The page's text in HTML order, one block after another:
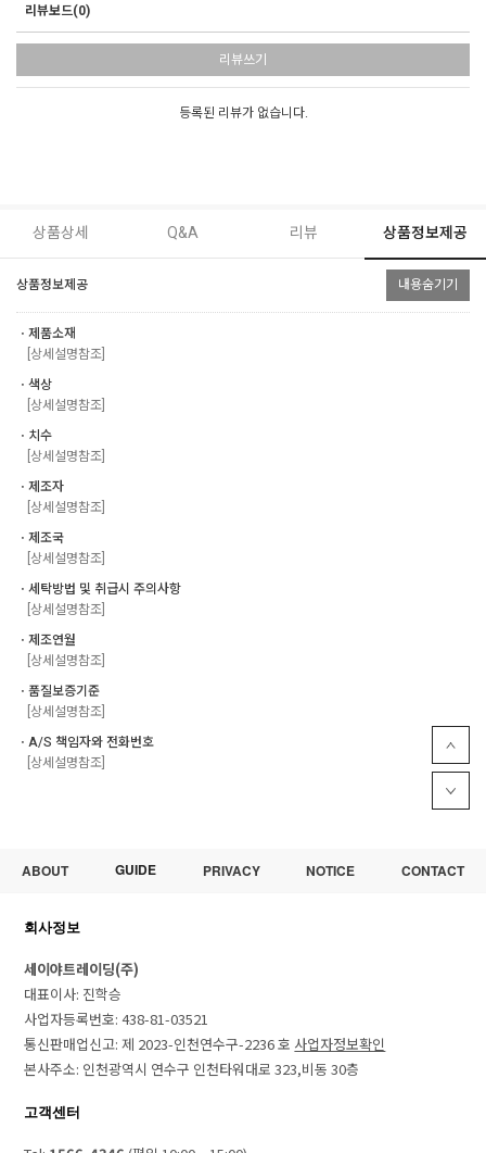
리뷰보드(0)
리뷰쓰기
등록된 리뷰가 없습니다.
상품상세 Q&A 리뷰 상품정보제공
상품정보제공 내용숨기기
ㆍ제품소재
[상세설명참조]
ㆍ색상
[상세설명참조]
ㆍ치수
[상세설명참조]
ㆍ제조자
[상세설명참조]
ㆍ제조국
[상세설명참조]
ㆍ세탁방법 및 취급시 주의사항
[상세설명참조]
ㆍ제조연월
[상세설명참조]
ㆍ품질보증기준
[상세설명참조]
ㆍA/S 책임자와 전화번호
[상세설명참조]
ABOUT GUIDE PRIVACY NOTICE CONTACT
회사정보
세이야트레이딩(주)
대표이사: 진학승
사업자등록번호: 438-81-03521
통신판매업신고: 제 2023-인천연수구-2236 호 사업자정보확인
본사주소: 인천광역시 연수구 인천타워대로 323,비동 30층
고객센터